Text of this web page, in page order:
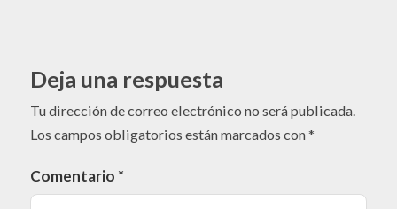
Deja una respuesta
Tu dirección de correo electrónico no será publicada.
Los campos obligatorios están marcados con*
Comentario *